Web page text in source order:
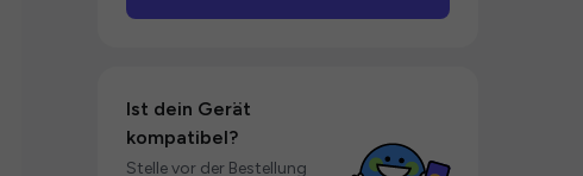
Ist dein Gerät
kompatibel?
Stelle vor der Bestellung